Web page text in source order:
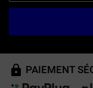
PAIEMENT